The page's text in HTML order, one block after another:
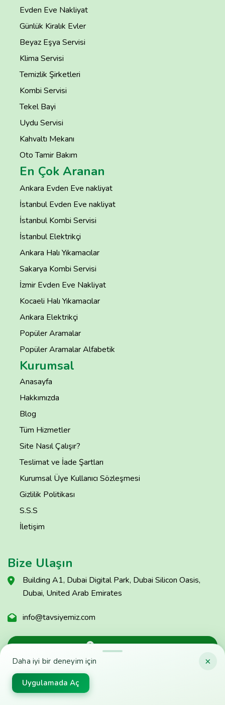
×
Daha iyi bir deneyim için
Uygulamada Aç
Evden Eve Nakliyat
Günlük Kiralık Evler
Beyaz Eşya Servisi
Klima Servisi
Temizlik Şirketleri
Kombi Servisi
Tekel Bayi
Uydu Servisi
Kahvaltı Mekanı
Oto Tamir Bakım
En Çok Aranan
Ankara Evden Eve nakliyat
İstanbul Evden Eve nakliyat
İstanbul Kombi Servisi
İstanbul Elektrikçi
Ankara Halı Yıkamacılar
Sakarya Kombi Servisi
İzmir Evden Eve Nakliyat
Kocaeli Halı Yıkamacılar
Ankara Elektrikçi
Popüler Aramalar
Popüler Aramalar Alfabetik
Kurumsal
Anasayfa
Hakkımızda
Blog
Tüm Hizmetler
Site Nasıl Çalışır?
Teslimat ve İade Şartları
Kurumsal Üye Kullanıcı Sözleşmesi
Gizlilik Politikası
S.S.S
İletişim
Bize Ulaşın
Building A1, Dubai Digital Park, Dubai Silicon Oasis,
Dubai, United Arab Emirates
info@tavsiyemiz.com
Sorun Bildir
© Copyright Tavsiyemiz 2025 - Tavsiyemiz'e Kulak Ver